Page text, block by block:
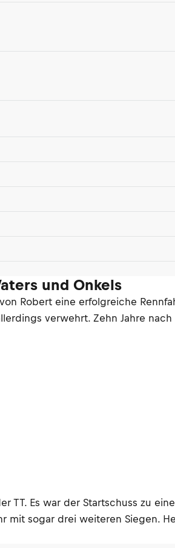
und Onkels
Robert eine erfolgreiche
verwehrt. Zehn Jahre
Es war der Startschuss zu
mit sogar drei weiteren Siegen.